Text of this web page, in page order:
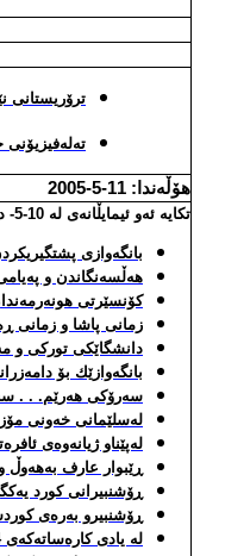
ترۆریستانی
هۆڵه‌ندا: 11-5-2005
تكایه‌ ئه‌و ئیمایڵانه‌ی له‌ 10-5- دا ناردوتانه‌ بۆمان بنێرنه‌وه‌
بانگه‌وازی
هه‌ڵسه‌نگاندن و
كۆنسێرتی
زمانی پاشا و زمانی
دانشگاێكی توركی و
بانگه‌وازێك بۆ
سه‌رۆكی هه‌رێم. . .
له‌سلێمانی خه‌ونی
له‌پێناو ژیانه‌وه‌ی
ڕێبوار عارف به‌هه‌وڵ و
ڕۆشنبیرانی كورد
ڕۆشنبیرو به‌ره‌ی
له‌ یادی كاره‌ساته‌كه‌ی 4 ئایاری هه‌ولێر. . . جه‌هانگیر غه‌فاری ـ ئاگرین